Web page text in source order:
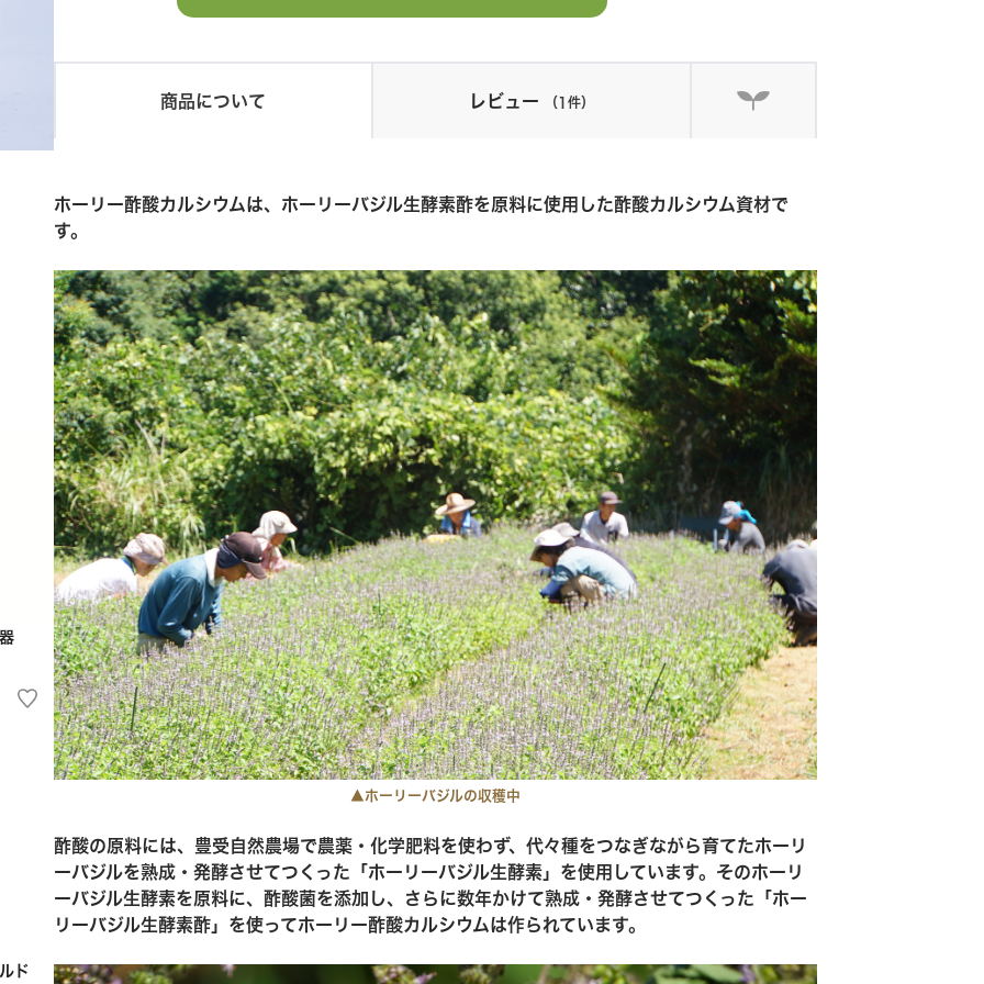
ド
商品について レビュー （1件）
ホーリー酢酸カルシウムは、ホーリーバジル生酵素酢を原料に使用した酢酸カルシウム資材で
す。
▲ホーリーバジルの収穫中
酢酸の原料には、豊受自然農場で農薬・化学肥料を使わず、代々種をつなぎながら育てたホーリ
ーバジルを熟成・発酵させてつくった「ホーリーバジル生酵素」を使用しています。そのホーリ
ーバジル生酵素を原料に、酢酸菌を添加し、さらに数年かけて熟成・発酵させてつくった「ホー
リーバジル生酵素酢」を使ってホーリー酢酸カルシウムは作られています。